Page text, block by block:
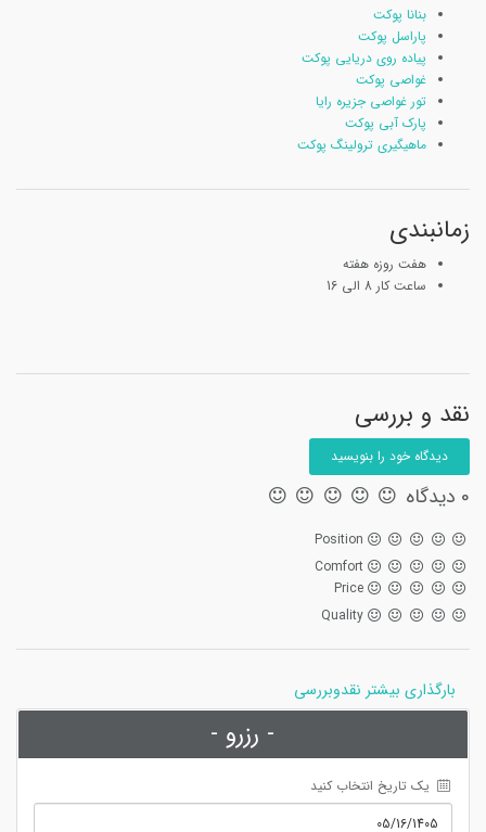
بنانا پوکت
پاراسل پوکت
پیاده روی دریایی پوکت
غواصی پوکت
تور غواصی جزیره رایا
پارک آبی پوکت
ماهیگیری ترولینگ پوکت
زمانبندی
هفت روزه هفته
ساعت کار 8 الی 16
نقد و بررسی
دیدگاه خود را بنویسید
0 دیدگاه
Position
Comfort
Price
Quality
بارگذاری بیشتر نقدوبررسی
- رزرو -
یک تاریخ انتخاب کنید